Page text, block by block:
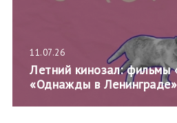
11.07.26
Летний кинозал: фильмы
«Однажды в Ленинграде»